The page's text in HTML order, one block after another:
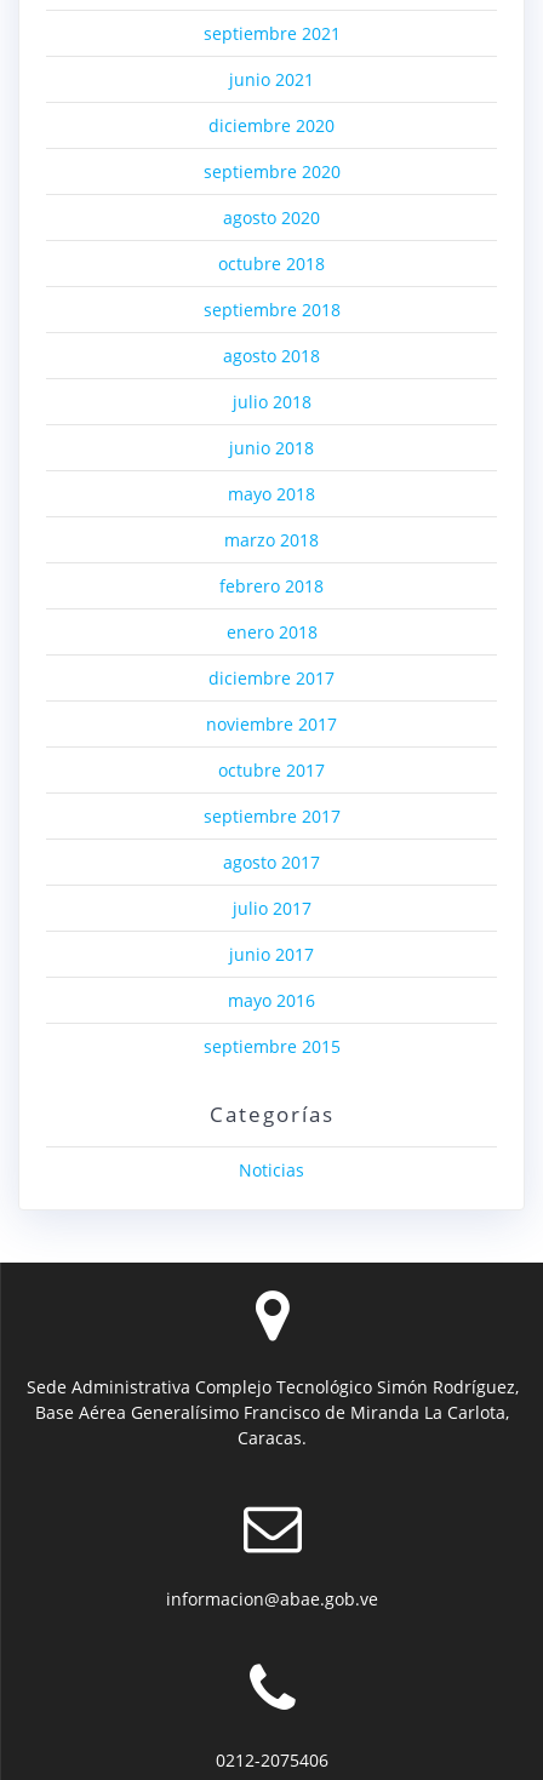
septiembre 2021
junio 2021
diciembre 2020
septiembre 2020
agosto 2020
octubre 2018
septiembre 2018
agosto 2018
julio 2018
junio 2018
mayo 2018
marzo 2018
febrero 2018
enero 2018
diciembre 2017
noviembre 2017
octubre 2017
septiembre 2017
agosto 2017
julio 2017
junio 2017
mayo 2016
septiembre 2015
Categorías
Noticias
Sede Administrativa Complejo Tecnológico Simón Rodríguez,
Base Aérea Generalísimo Francisco de Miranda La Carlota,
Caracas.
informacion@abae.gob.ve
0212-2075406